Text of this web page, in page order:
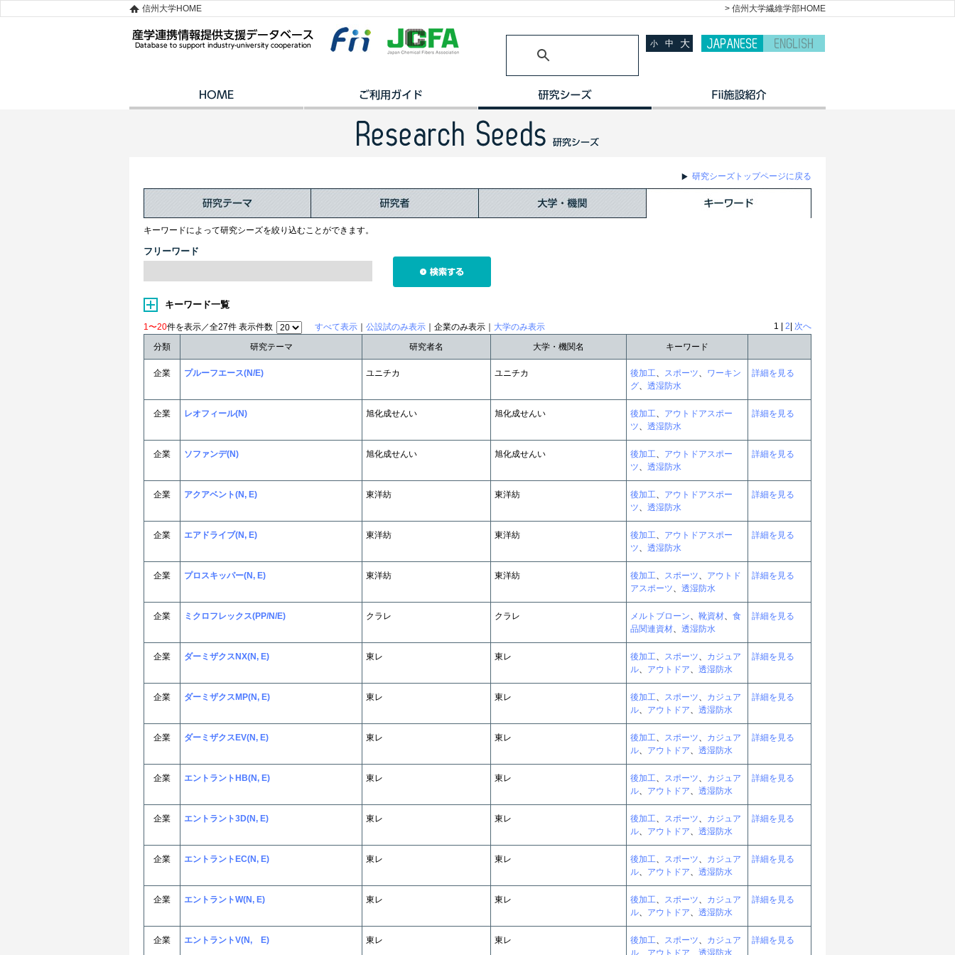
> 信州大学繊維学部HOME
信州大学HOME
小 中 大
研究シーズトップページに戻る
キーワードによって研究シーズを絞り込むことができます。
フリーワード
キーワード一覧
1〜20件を表示／全27件 表示件数 すべて表示 公設試のみ表示 ｜企業のみ表示｜ 大学のみ表示 1 | 2 次へ
分類 研究テーマ 研究者名 大学・機関名 キーワード
企業 プルーフエース(N/E) ユニチカ ユニチカ 後加工、 スポーツ、 ワーキン
グ、 透湿防水
詳細を見る
企業 レオフィール(N) 旭化成せんい 旭化成せんい 後加工、 アウトドアスポー
ツ、 透湿防水
詳細を見る
企業 ソファンデ(N) 旭化成せんい 旭化成せんい 後加工、 アウトドアスポー
ツ、 透湿防水
詳細を見る
企業 アクアベント(N, E) 東洋紡 東洋紡 後加工、 アウトドアスポー
ツ、 透湿防水
詳細を見る
企業 エアドライブ(N, E) 東洋紡 東洋紡 後加工、 アウトドアスポー
ツ、 透湿防水
詳細を見る
企業 プロスキッパー(N, E) 東洋紡 東洋紡 後加工、 スポーツ、 アウトド
アスポーツ、 透湿防水
詳細を見る
企業 ミクロフレックス(PP/N/E) クラレ クラレ メルトブローン、 靴資材、 食
品関連資材、 透湿防水
詳細を見る
企業 ダーミザクスNX(N, E) 東レ 東レ 後加工、 スポーツ、 カジュア
ル、 アウトドア、 透湿防水
詳細を見る
企業 ダーミザクスMP(N, E) 東レ 東レ 後加工、 スポーツ、 カジュア
ル、 アウトドア、 透湿防水
詳細を見る
企業 ダーミザクスEV(N, E) 東レ 東レ 後加工、 スポーツ、 カジュア
ル、 アウトドア、 透湿防水
詳細を見る
企業 エントラントHB(N, E) 東レ 東レ 後加工、 スポーツ、 カジュア
ル、 アウトドア、 透湿防水
詳細を見る
企業 エントラント3D(N, E) 東レ 東レ 後加工、 スポーツ、 カジュア
ル、 アウトドア、 透湿防水
詳細を見る
企業 エントラントEC(N, E) 東レ 東レ 後加工、 スポーツ、 カジュア
ル、 アウトドア、 透湿防水
詳細を見る
企業 エントラントW(N, E) 東レ 東レ 後加工、 スポーツ、 カジュア
ル、 アウトドア、 透湿防水
詳細を見る
企業 エントラントV(N, E) 東レ 東レ 後加工、 スポーツ、 カジュア
ル
アウトドア 透湿防水
詳細を見る